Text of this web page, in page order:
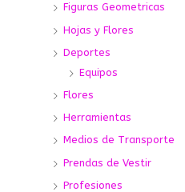
Figuras Geometricas
Hojas y Flores
Deportes
Equipos
Flores
Herramientas
Medios de Transporte
Prendas de Vestir
Profesiones